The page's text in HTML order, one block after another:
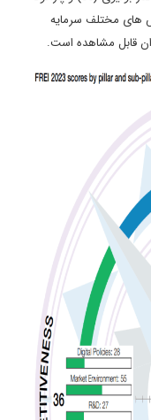
های مختلف سرمایه
قابل مشاهده است.